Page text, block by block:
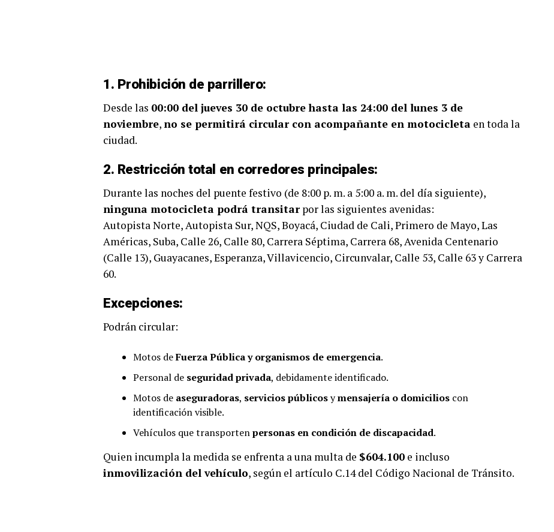
1. Prohibición de parrillero:
Desde las 00:00 del jueves 30 de octubre hasta las 24:00 del lunes 3 de
noviembre,no se permitirá circular con acompañante en motocicleta en toda la
ciudad.
2. Restricción total en corredores principales:
Durante las noches del puente festivo (de 8:00 p. m. a 5:00 a. m. del día siguiente),
ninguna motocicleta podrá transitarpor las siguientes avenidas:
Autopista Norte, Autopista Sur, NQS, Boyacá, Ciudad de Cali, Primero de Mayo, Las
Américas, Suba, Calle 26, Calle 80, Carrera Séptima, Carrera 68, Avenida Centenario
(Calle 13), Guayacanes, Esperanza, Villavicencio, Circunvalar, Calle 53, Calle 63 y Carrera
60.
Excepciones:
Podrán circular:
Motos deFuerza Pública y organismos de emergencia.
Personal de seguridad privada, debidamente identificado.
Motos de aseguradoras, servicios públicosymensajería o domicilios con
identificación visible.
Vehículos que transportenpersonas en condición de discapacidad.
Quien incumpla la medida se enfrenta a una multa de $604.100 e incluso
inmovilización del vehículo, según el artículo C.14 del Código Nacional de Tránsito.